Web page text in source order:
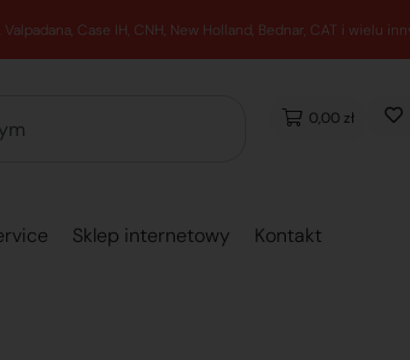
7:00 - 16:00
0,00 zł
Sklep internetowy Kontakt